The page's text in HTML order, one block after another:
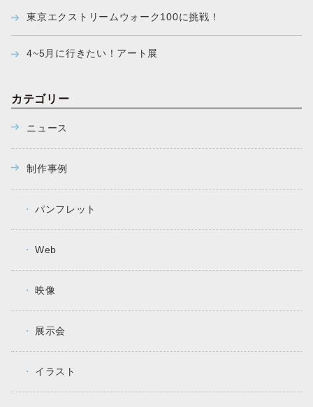
東京エクストリームウォーク100に挑戦！
4~5月に行きたい！アート展
カテゴリー
ニュース
制作事例
パンフレット
Web
映像
展示会
イラスト